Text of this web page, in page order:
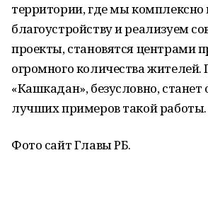
территории, где мы
благоустройству и реализуем
проекты, становятся центрами
огромного количества жителей.
«Кашкадан», безусловно,
лучших примеров такой работы.
Фото сайт Главы РБ.